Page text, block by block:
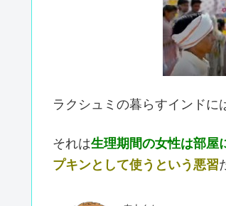
ラクシュミの暮らすインドに
それは生理期間の女性は部屋
プキンとして使うという悪習